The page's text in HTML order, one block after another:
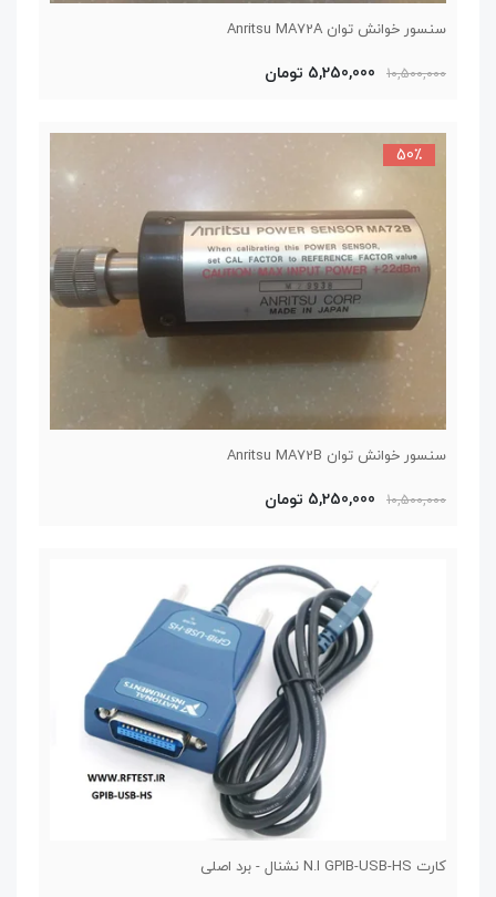
سنسور خوانش توان Anritsu MA72A
10,500,000 5,250,000 تومان
سنسور خوانش توان Anritsu MA72B
50٪
10,500,000 5,250,000 تومان
کارت N.I GPIB-USB-HS نشنال - برد اصلی